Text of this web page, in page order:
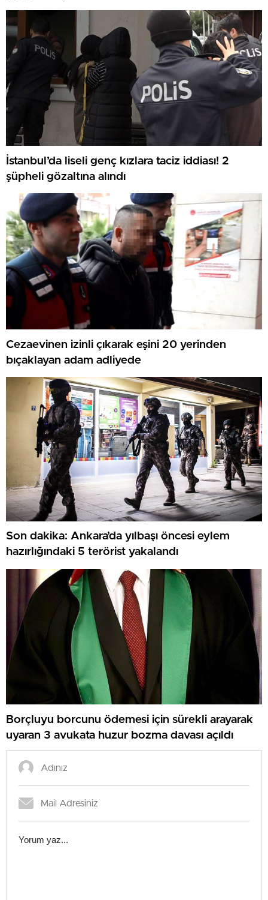
İstanbul’da liseli genç kızlara taciz iddiası! 2
şüpheli gözaltına alındı
Cezaevinen izinli çıkarak eşini 20 yerinden
bıçaklayan adam adliyede
Son dakika: Ankara’da yılbaşı öncesi eylem
hazırlığındaki 5 terörist yakalandı
Borçluyu borcunu ödemesi için sürekli arayarak
uyaran 3 avukata huzur bozma davası açıldı